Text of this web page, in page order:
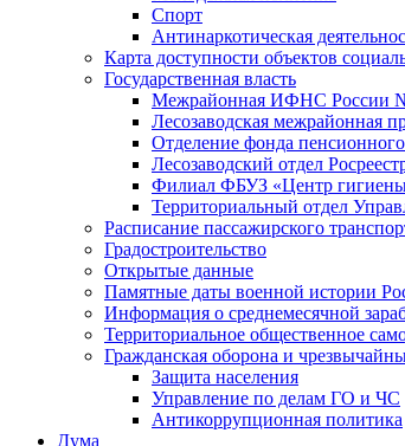
Спорт
Антинаркотическая
Карта доступности объектов
Государственная власть
Межрайонная ИФНС России
Лесозаводская межрайонная
Отделение фонда
Лесозаводский отдел
Филиал ФБУЗ «Центр гигиены
Территориальный отдел
Расписание пассажирского
Градостроительство
Открытые данные
Памятные даты военной истории
Информация о среднемесячной
Территориальное общественное
Гражданская оборона и
Защита населения
Управление по делам ГО и ЧС
Антикоррупционная политика
Дума